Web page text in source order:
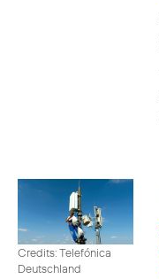
Credits: Telefónica
Deutschland